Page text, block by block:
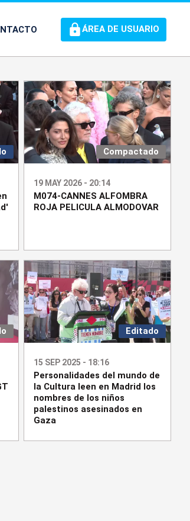
ÁREA DE USUARIO
Compactado
19 MAY 2026 - 20:14
M074-CANNES ALFOMBRA
ROJA PELICULA ALMODOVAR
Editado
15 SEP 2025 - 18:16
Personalidades del mundo de
la Cultura leen en Madrid los
nombres de los niños
palestinos asesinados en
Gaza